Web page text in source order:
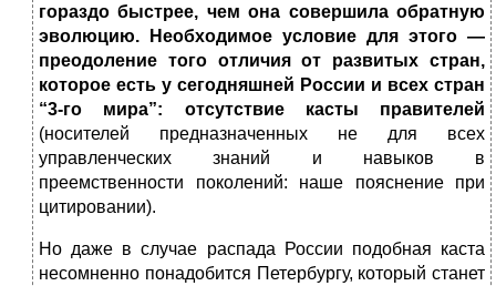
гораздо быстрее, чем она совершила обратную
эволюцию. Необходимое условие для этого —
преодоление того отличия от развитых стран,
которое есть у сегодняшней России и всех стран
“3‑го мира”: отсутствие касты правителей
(носителей предназначенных не для всех
управленческих знаний и навыков в
преемственности поколений: наше пояснение при
цитировании).
Но даже в случае распада России подобная каста
несомненно понадобится Петербургу, который станет